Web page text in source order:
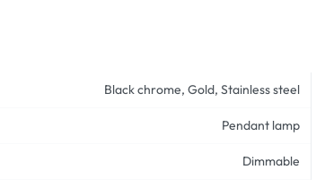
Black chrome, Gold, Stainless steel
Pendant lamp
Dimmable